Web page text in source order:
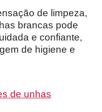
de limpeza,
brancas pode
e confiante,
de higiene e
de unhas